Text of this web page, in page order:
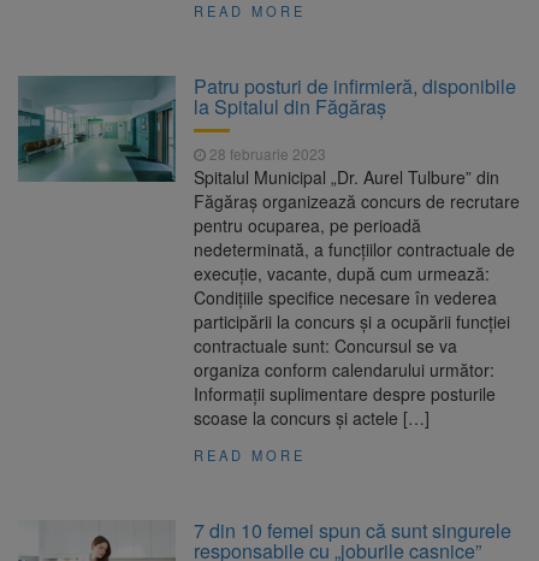
READ MORE
Patru posturi de infirmieră, disponibile
la Spitalul din Făgăraș
28 februarie 2023
Spitalul Municipal „Dr. Aurel Tulbure” din
Făgăraş organizează concurs de recrutare
pentru ocuparea, pe perioadă
nedeterminată, a funcțiilor contractuale de
execuție, vacante, după cum urmează:
Condiţiile specifice necesare în vederea
participării la concurs şi a ocupării funcției
contractuale sunt: Concursul se va
organiza conform calendarului următor:
Informații suplimentare despre posturile
scoase la concurs și actele […]
READ MORE
7 din 10 femei spun că sunt singurele
responsabile cu „joburile casnice”